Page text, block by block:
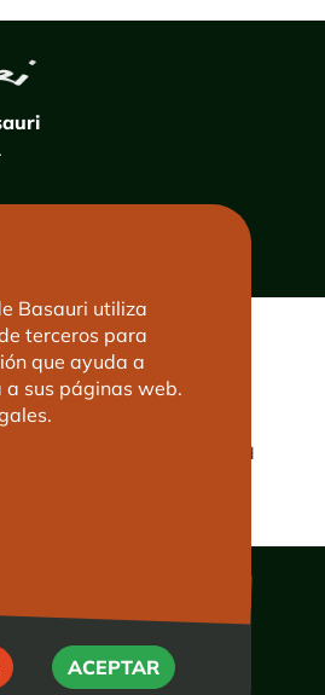
Basauri utiliza
terceros para
que ayuda a
sus páginas web.
ACEPTAR
RECHAZAR
LEGAL
Aviso legal
Política de privacidad
de Basauri 2026